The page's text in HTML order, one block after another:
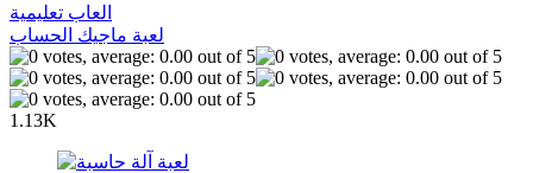
العاب تعليمية
لعبة ماجيك الحساب
1.13K